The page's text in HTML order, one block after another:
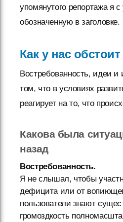
упомянутого репортажа я
обозначенную в заголовке.
Как у нас
Востребованность, идеи
том, что в условиях
реагирует на то, что
Какова была
назад
Востребованность.
Я не слышал, чтобы
дефицита или от
пользователи знают
громоздкость